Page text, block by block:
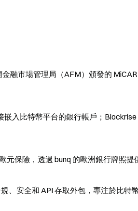
融市場管理局（AFM）頒發的
嵌入比特幣平台的銀行帳戶；
元保險，透過 bunq 的歐洲銀行牌照提
、安全和 API 存取外包，專注於比特